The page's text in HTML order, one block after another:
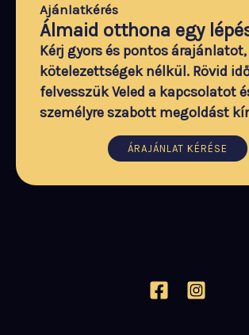
Ajánlatkérés
Álmaid otthona egy
Kérj gyors és pontos árajánlatot,
kötelezettségek nélkül. Rövid
felvesszük Veled a kapcsolatot
személyre szabott megoldást
ÁRAJÁNLAT KÉRÉSE